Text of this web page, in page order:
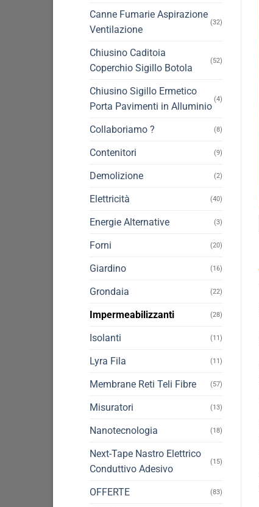
Canne Fumarie Aspirazione
Ventilazione
(32)
Chiusino Caditoia
Coperchio Sigillo Botola
(52)
Chiusino Sigillo Ermetico
Porta Pavimenti in Alluminio
(4)
Collaboriamo ? (8)
Contenitori (9)
Demolizione (2)
Elettricità (40)
Energie Alternative (3)
Forni (20)
Giardino (16)
Grondaia (22)
Impermeabilizzanti (28)
Isolanti (11)
Lyra Fila (11)
Membrane Reti Teli Fibre (57)
Misuratori (13)
Nanotecnologia (18)
Next-Tape Nastro Elettrico
Conduttivo Adesivo
(15)
OFFERTE (83)